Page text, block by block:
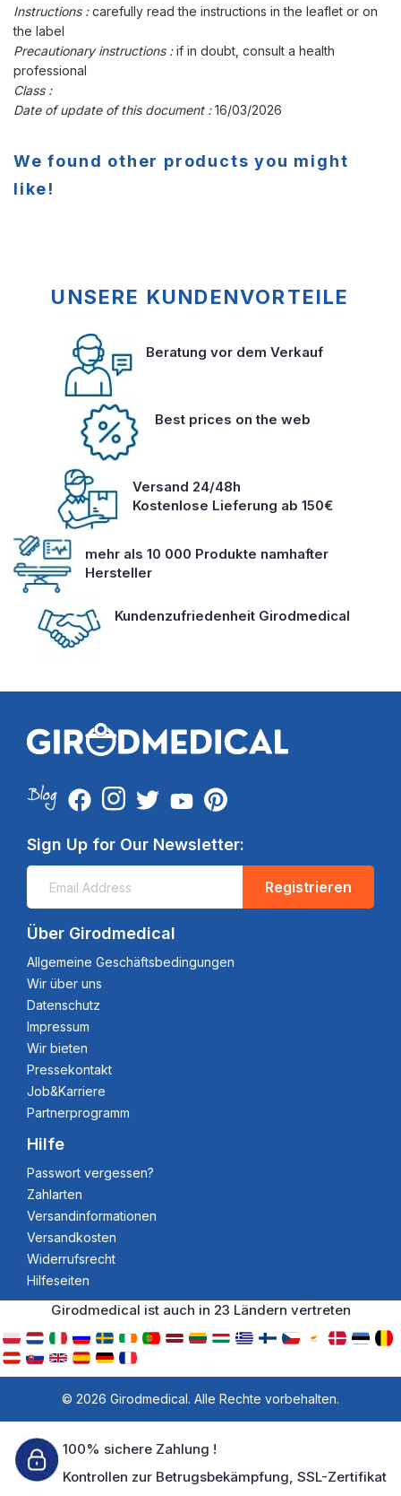
Instructions :carefully read the instructions in the leaflet or on
the label
Precautionary instructions :if in doubt, consult a health
professional
Class :
Date of update of this document :16/03/2026
We found other products you might
like!
UNSERE KUNDENVORTEILE
Beratung vor dem Verkauf
Best prices on the web
Versand 24/48h
Kostenlose Lieferung ab 150€
mehr als 10 000 Produkte namhafter
Hersteller
Kundenzufriedenheit Girodmedical
Sign Up for Our Newsletter:
Registrieren
Über Girodmedical
Allgemeine Geschäftsbedingungen
Wir über uns
Datenschutz
Impressum
Wir bieten
Pressekontakt
Job&Karriere
Partnerprogramm
Hilfe
Passwort vergessen?
Zahlarten
Versandinformationen
Versandkosten
Widerrufsrecht
Hilfeseiten
Girodmedical ist auch in 23 Ländern vertreten
© 2026 Girodmedical. Alle Rechte vorbehalten.
100% sichere Zahlung !
Kontrollen zur Betrugsbekämpfung, SSL-Zertifikat